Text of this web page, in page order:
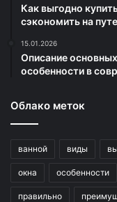
Как выгодно
сэкономить на
15.01.2026
Описание
особенности в
Облако меток
ванной виды
окна особенности
правильно